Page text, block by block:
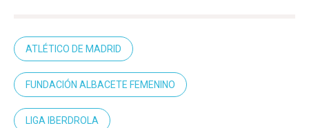
ATLÉTICO DE MADRID
FUNDACIÓN ALBACETE FEMENINO
LIGA IBERDROLA